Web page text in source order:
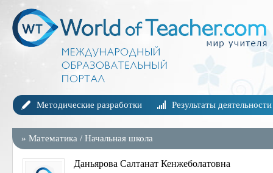
Методические разработки Результаты деятельности
» Математика / Начальная школа
Даньярова Салтанат Кенжеболатовна